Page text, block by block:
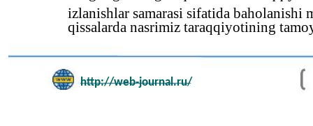
http://web-journal.ru/
izlanishlar samarasi sifatida
qissalarda nasrimiz taraqqiyotining